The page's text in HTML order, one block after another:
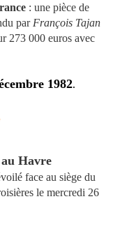
: une pièce de
par François Tajan
273 000 euros avec
1982.
Havre
face au siège du
le mercredi 26